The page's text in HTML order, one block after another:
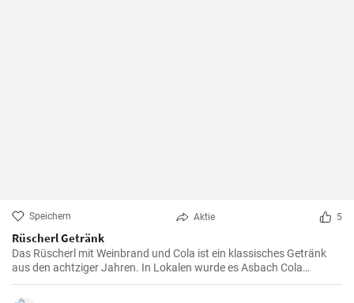
Speichern Aktie 5
Rüscherl Getränk
Das Rüscherl mit Weinbrand und Cola ist ein klassisches Getränk
aus den achtziger Jahren. In Lokalen wurde es Asbach Cola
genannt nach dem bekannten Weinbrand. Mischen sie es selber
zuhause !